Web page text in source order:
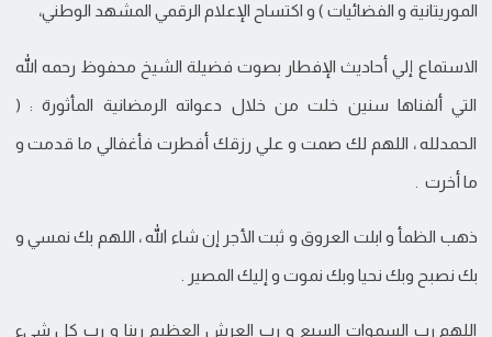
الموريتانية و الفضائيات ) و اكتساح الإعلام الرقمي المشهد الوطني،
الاستماع إلي أحاديث الإفطار بصوت فضيلة الشيخ محفوظ رحمه الله
التي ألفناها سنين خلت من خلال دعواته الرمضانية المأثورة : (
الحمدلله ، اللهم لك صمت و علي رزقك أفطرت فأغفالي ما قدمت و
ما أخرت .
ذهب الظمأ و ابلت العروق و ثبت الأجر إن شاء الله ، اللهم بك نمسي و
بك نصبح وبك نحيا وبك نموت و إليك المصير .
اللهم رب السموات السبع و رب العرش العظيم ربنا و رب كل شيء